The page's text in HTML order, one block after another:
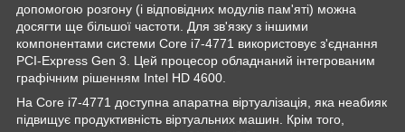
допомогою розгону (і відповідних модулів пам'яті) можна
досягти ще більшої частоти. Для зв'язку з іншими
компонентами системи Core i7-4771 використовує з'єднання
PCI-Express Gen 3. Цей процесор обладнаний інтегрованим
графічним рішенням Intel HD 4600.
На Core i7-4771 доступна апаратна віртуалізація, яка неабияк
підвищує продуктивність віртуальних машин. Крім того,